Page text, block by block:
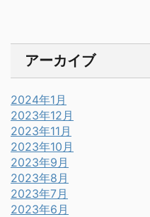
アーカイブ
2024年1月
2023年12月
2023年11月
2023年10月
2023年9月
2023年8月
2023年7月
2023年6月